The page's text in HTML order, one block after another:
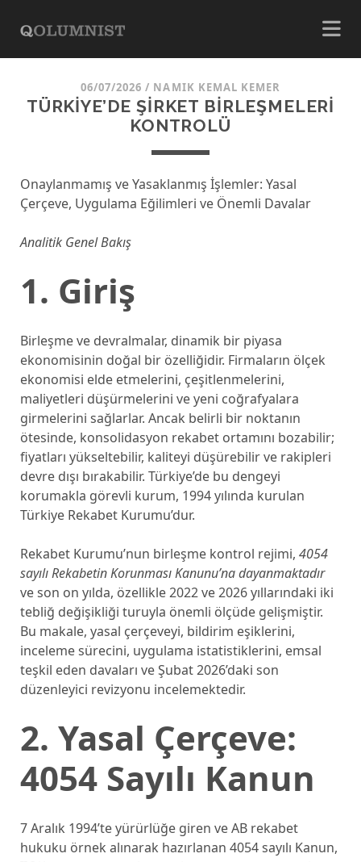
06/07/2026 / NAMIK KEMAL KEMER
TÜRKİYE’DE ŞİRKET BİRLEŞMELERİ
KONTROLÜ
Onaylanmamış ve Yasaklanmış İşlemler: Yasal
Çerçeve, Uygulama Eğilimleri ve Önemli Davalar
Analitik Genel Bakış
1. Giriş
Birleşme ve devralmalar, dinamik bir piyasa
ekonomisinin doğal bir özelliğidir. Firmaların ölçek
ekonomisi elde etmelerini, çeşitlenmelerini,
maliyetleri düşürmelerini ve yeni coğrafyalara
girmelerini sağlarlar. Ancak belirli bir noktanın
ötesinde, konsolidasyon rekabet ortamını bozabilir;
fiyatları yükseltebilir, kaliteyi düşürebilir ve rakipleri
devre dışı bırakabilir. Türkiye’de bu dengeyi
korumakla görevli kurum, 1994 yılında kurulan
Türkiye Rekabet Kurumu’dur.
Rekabet Kurumu’nun birleşme kontrol rejimi, 4054
sayılı Rekabetin Korunması Kanunu’na dayanmaktadır
ve son on yılda, özellikle 2022 ve 2026 yıllarındaki iki
tebliğ değişikliği turuyla önemli ölçüde gelişmiştir.
Bu makale, yasal çerçeveyi, bildirim eşiklerini,
inceleme sürecini, uygulama istatistiklerini, emsal
teşkil eden davaları ve Şubat 2026’daki son
düzenleyici revizyonu incelemektedir.
2. Yasal Çerçeve:
4054 Sayılı Kanun
7 Aralık 1994’te yürürlüğe giren ve AB rekabet
hukuku örnek alınarak hazırlanan 4054 sayılı Kanun,